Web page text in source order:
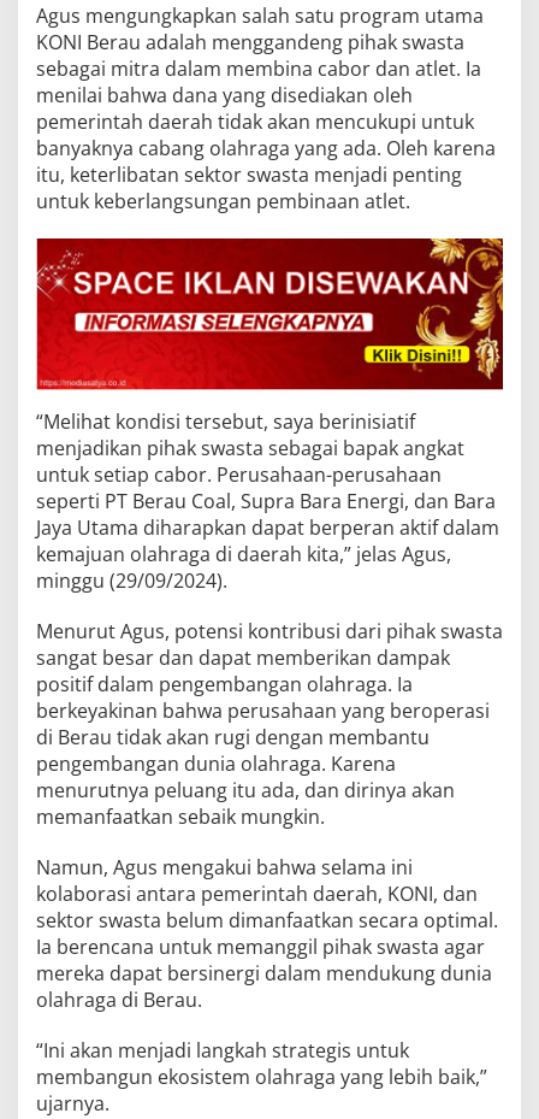
Agus mengungkapkan salah satu program utama
KONI Berau adalah menggandeng pihak swasta
sebagai mitra dalam membina cabor dan atlet. Ia
menilai bahwa dana yang disediakan oleh
pemerintah daerah tidak akan mencukupi untuk
banyaknya cabang olahraga yang ada. Oleh karena
itu, keterlibatan sektor swasta menjadi penting
untuk keberlangsungan pembinaan atlet.
“Melihat kondisi tersebut, saya berinisiatif
menjadikan pihak swasta sebagai bapak angkat
untuk setiap cabor. Perusahaan-perusahaan
seperti PT Berau Coal, Supra Bara Energi, dan Bara
Jaya Utama diharapkan dapat berperan aktif dalam
kemajuan olahraga di daerah kita,” jelas Agus,
minggu (29/09/2024).
Menurut Agus, potensi kontribusi dari pihak swasta
sangat besar dan dapat memberikan dampak
positif dalam pengembangan olahraga. Ia
berkeyakinan bahwa perusahaan yang beroperasi
di Berau tidak akan rugi dengan membantu
pengembangan dunia olahraga. Karena
menurutnya peluang itu ada, dan dirinya akan
memanfaatkan sebaik mungkin.
Namun, Agus mengakui bahwa selama ini
kolaborasi antara pemerintah daerah, KONI, dan
sektor swasta belum dimanfaatkan secara optimal.
Ia berencana untuk memanggil pihak swasta agar
mereka dapat bersinergi dalam mendukung dunia
olahraga di Berau.
“Ini akan menjadi langkah strategis untuk
membangun ekosistem olahraga yang lebih baik,”
ujarnya.